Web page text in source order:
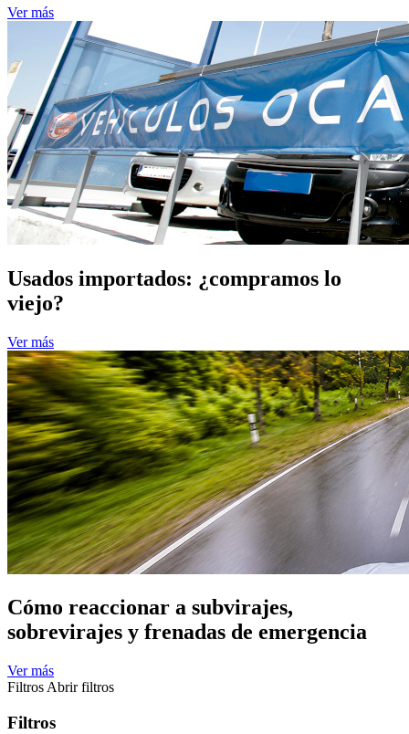
Ver más
Usados importados: ¿compramos lo
viejo?
Ver más
Cómo reaccionar a subvirajes,
sobrevirajes y frenadas de emergencia
Ver más
Filtros Abrir filtros
Filtros